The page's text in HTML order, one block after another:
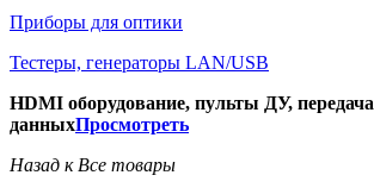
Приборы для оптики
Тестеры, генераторы LAN/USB
HDMI оборудование, пульты ДУ, передача
данныхПросмотреть
Назад к Все товары